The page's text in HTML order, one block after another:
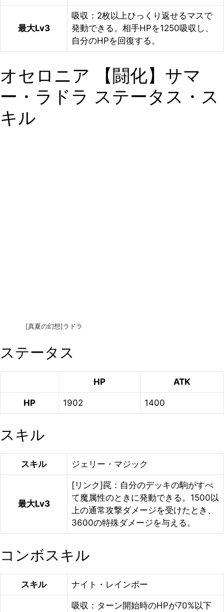
最大Lv3
吸収：2枚以上ひっくり返せるマスで
発動できる。相手HPを1250吸収し、
自分のHPを回復する。
オセロニア 【闘化】サマ
ー・ラドラ ステータス・ス
キル
[真夏の幻想]ラドラ
ステータス
HP ATK
HP 1902 1400
スキル
スキル ジェリー・マジック
最大Lv3
[リンク]罠：自分のデッキの駒がすべ
て魔属性のときに発動できる。1500以
上の通常攻撃ダメージを受けたとき、
3600の特殊ダメージを与える。
コンボスキル
スキル ナイト・レインボー
吸収：ターン開始時のHPが70%以下